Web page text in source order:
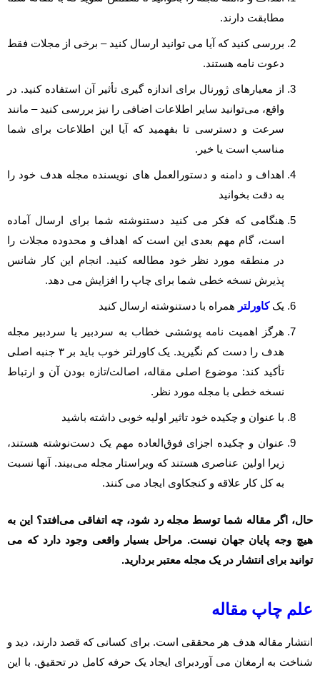
مطابقت دارند.
بررسی کنید که آیا می توانید ارسال کنید – برخی از مجلات فقط
دعوت نامه هستند.
از معیارهای ژورنال برای اندازه گیری تأثیر آن استفاده کنید. در
واقع، می‌توانید سایر اطلاعات اضافی را نیز بررسی کنید – مانند
سرعت و دسترسی تا بفهمید که آیا این اطلاعات برای شما
مناسب است یا خیر.
اهداف و دامنه و دستورالعمل های نویسنده مجله هدف خود را
به دقت بخوانید
هنگامی که فکر می کنید دستنوشته شما برای ارسال آماده
است، گام مهم بعدی این است که اهداف و محدوده مجلات را
در منطقه مورد نظر خود مطالعه کنید. انجام این کار شانس
پذیرش نسخه خطی شما برای چاپ را افزایش می دهد.
یککاورلتر همراه با دستنوشته ارسال کنید
هرگز اهمیت نامه پوششی خطاب به سردبیر یا سردبیر مجله
هدف را دست کم نگیرید. یک کاورلتر خوب باید بر ۳ جنبه اصلی
تأکید کند: موضوع اصلی مقاله، اصالت/تازه بودن آن و ارتباط
نسخه خطی با مجله مورد نظر.
با عنوان و چکیده خود تاثیر اولیه خوبی داشته باشید
عنوان و چکیده اجزای فوق‌العاده مهم یک دست‌نوشته هستند،
زیرا اولین عناصری هستند که ویراستار مجله می‌بیند. آنها نسبت
به کل کار علاقه و کنجکاوی ایجاد می کنند.
حال، اگر مقاله شما توسط مجله رد شود، چه اتفاقی می‌افتد؟ این به
هیچ وجه پایان جهان نیست. مراحل بسیار واقعی وجود دارد که می
توانید برای انتشار در یک مجله معتبر بردارید.
علم چاپ مقاله
انتشار مقاله هدف هر محققی است. برای کسانی که قصد دارند، دید و
شناخت به ارمغان می آوردبرای ایجاد یک حرفه کامل در تحقیق. با این